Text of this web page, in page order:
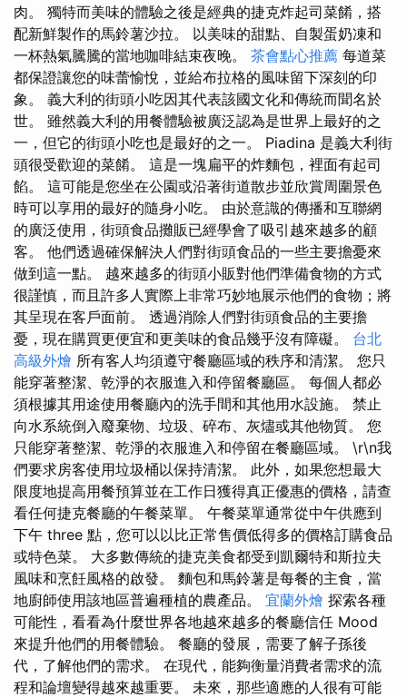
肉。 獨特而美味的體驗之後是經典的捷克炸起司菜餚，搭
配新鮮製作的馬鈴薯沙拉。 以美味的甜點、自製蛋奶凍和
一杯熱氣騰騰的當地咖啡結束夜晚。 茶會點心推薦 每道菜
都保證讓您的味蕾愉悅，並給布拉格的風味留下深刻的印
象。 義大利的街頭小吃因其代表該國文化和傳統而聞名於
世。 雖然義大利的用餐體驗被廣泛認為是世界上最好的之
一，但它的街頭小吃也是最好的之一。 Piadina 是義大利街
頭很受歡迎的菜餚。 這是一塊扁平的炸麵包，裡面有起司
餡。 這可能是您坐在公園或沿著街道散步並欣賞周圍景色
時可以享用的最好的隨身小吃。 由於意識的傳播和互聯網
的廣泛使用，街頭食品攤販已經學會了吸引越來越多的顧
客。 他們透過確保解決人們對街頭食品的一些主要擔憂來
做到這一點。 越來越多的街頭小販對他們準備食物的方式
很謹慎，而且許多人實際上非常巧妙地展示他們的食物；將
其呈現在客戶面前。 透過消除人們對街頭食品的主要擔
憂，現在購買更便宜和更美味的食品幾乎沒有障礙。 台北
高級外燴 所有客人均須遵守餐廳區域的秩序和清潔。 您只
能穿著整潔、乾淨的衣服進入和停留餐廳區。 每個人都必
須根據其用途使用餐廳內的洗手間和其他用水設施。 禁止
向水系統倒入廢棄物、垃圾、碎布、灰燼或其他物質。 您
只能穿著整潔、乾淨的衣服進入和停留在餐廳區域。 \r\n我
們要求房客使用垃圾桶以保持清潔。 此外，如果您想最大
限度地提高用餐預算並在工作日獲得真正優惠的價格，請查
看任何捷克餐廳的午餐菜單。 午餐菜單通常從中午供應到
下午 three 點，您可以以比正常售價低得多的價格訂購食品
或特色菜。 大多數傳統的捷克美食都受到凱爾特和斯拉夫
風味和烹飪風格的啟發。 麵包和馬鈴薯是每餐的主食，當
地廚師使用該地區普遍種植的農產品。 宜蘭外燴 探索各種
可能性，看看為什麼世界各地越來越多的餐廳信任 Mood
來提升他們的用餐體驗。 餐廳的發展，需要了解子孫後
代，了解他們的需求。 在現代，能夠衡量消費者需求的流
程和論壇變得越來越重要。 未來，那些適應的人很有可能